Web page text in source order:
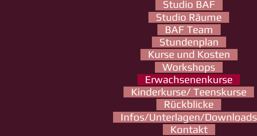
Studio BAF
Studio Räume
BAF Team
Stundenplan
Kurse und Kosten
Workshops
Erwachsenenkurse
Kinderkurse/ Teenskurse
Rückblicke
Infos/Unterlagen/Downloads
Kontakt